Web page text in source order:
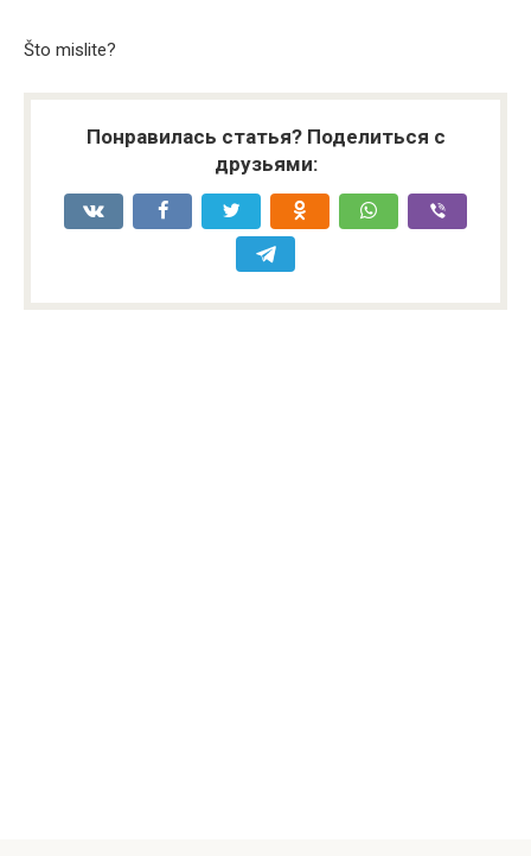
Što mislite?
Понравилась статья? Поделиться с
друзьями: